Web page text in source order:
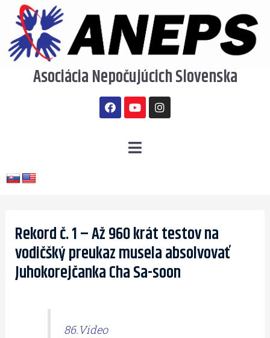
Preskočiť
obsah
Asociácia Nepočujúcich Slovenska
a
c
e
o
u
t
b
e
n
s
t
Menu
Rekord č. 1 – Až 960 krát testov na
vodičšký preukaz musela absolvovať
Juhokorejčanka Cha Sa-soon
86.Video